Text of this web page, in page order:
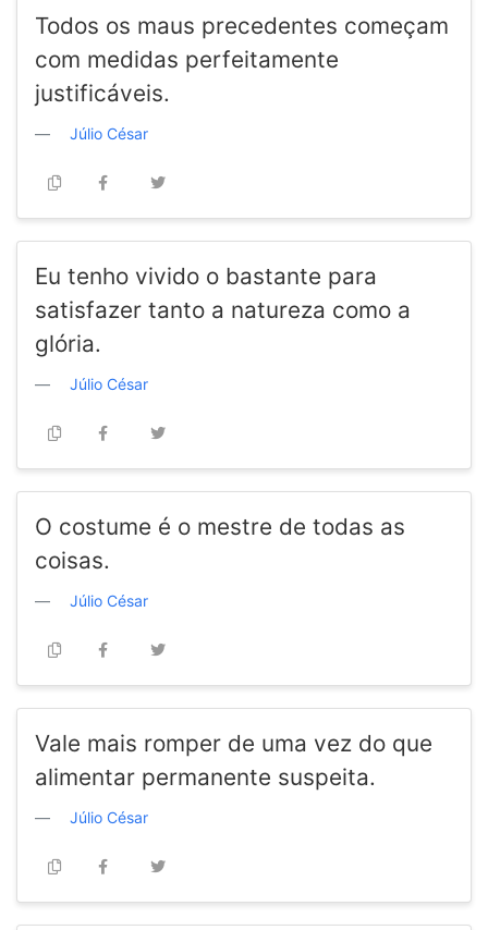
Todos os maus precedentes começam
com medidas perfeitamente
justificáveis.
Júlio César
Eu tenho vivido o bastante para
satisfazer tanto a natureza como a
glória.
Júlio César
O costume é o mestre de todas as
coisas.
Júlio César
Vale mais romper de uma vez do que
alimentar permanente suspeita.
Júlio César